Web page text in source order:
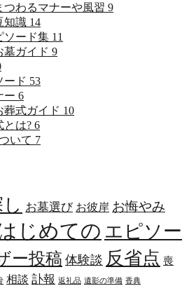
つわるマナーや風習 9
知識 14
ソード集 11
墓ガイド 9
ード 53
ー 6
葬式ガイド 10
とは? 6
いて 7
お墓選び お彼岸 お悔やみ
じめての エピソー
ー投稿 体験談 反省点 喪
相談 訃報 返礼品 遺影の準備 香典